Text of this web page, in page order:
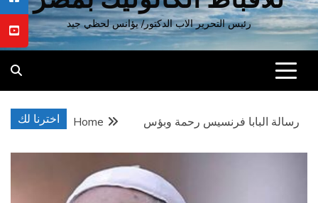
رئيس التحرير الاب الدكتور/ يؤانس لحظي جيد
اخترنا لك Home رسالة البابا فرنسيس رحمة وبؤس